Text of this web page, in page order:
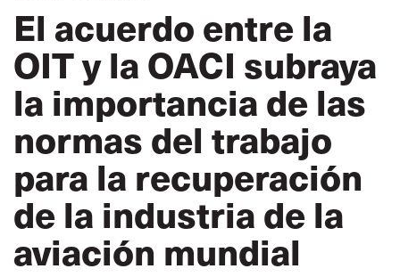
El acuerdo entre la
OIT y la OACI subraya
la importancia de las
normas del trabajo
para la recuperación
de la industria de la
aviación mundial